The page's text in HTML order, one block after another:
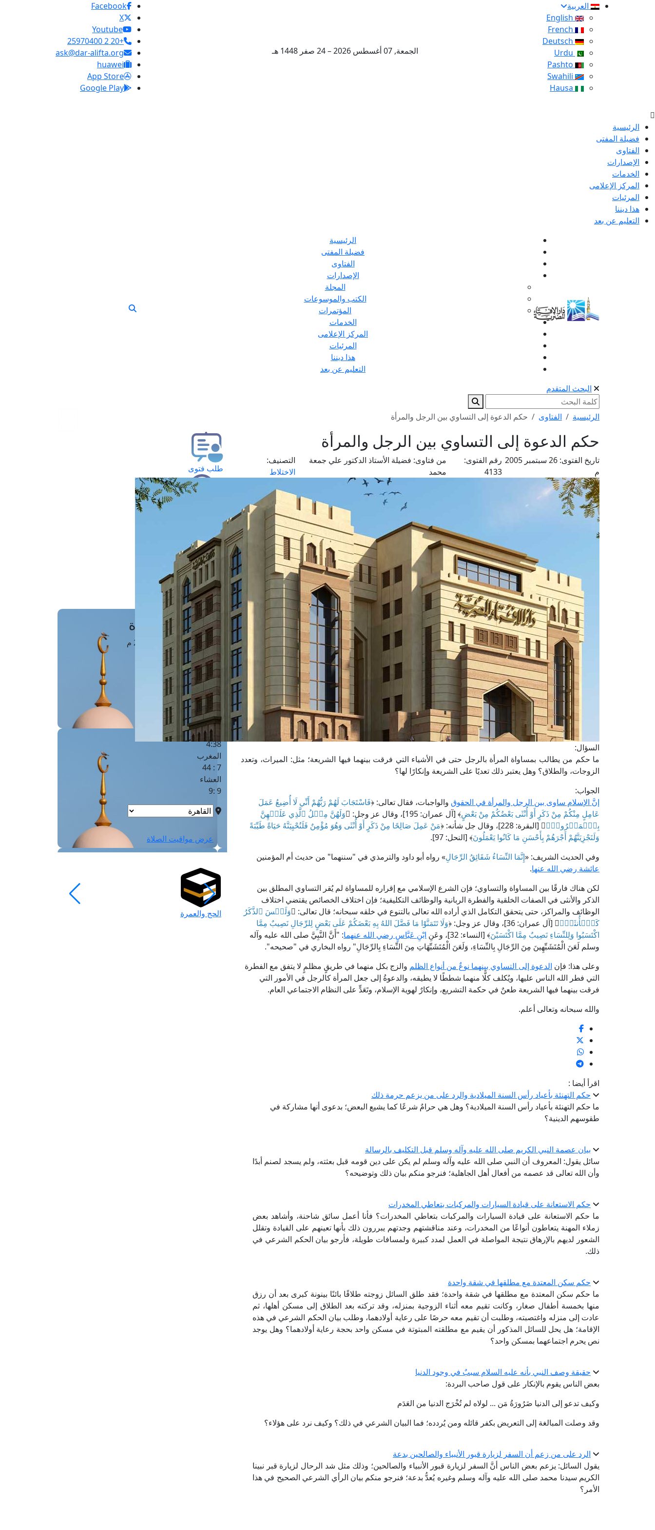
العربية
الجمعة, 07 أغسطس 2026 – 24 صفر 1448 هـ
Facebook
X
Youtube
+20 2 25970400
ask@dar-alifta.org
huawei
App Store
Google Play
الرئيسية
فضيلة المفتى
الفتاوى
الإصدارات
الخدمات
المركز الإعلامى
المرئيات
هذا ديننا
التعليم عن بعد
الرئيسية
فضيلة المفتى
الفتاوى
الإصدارات
المجلة
الكتب والموسوعات
المؤتمرات
الخدمات
المركز الإعلامى
المرئيات
هذا ديننا
التعليم عن بعد
البحث المتقدم
الرئيسية الفتاوى حكم الدعوة إلى التساوي بين الرجل والمرأة
حكم الدعوة إلى التساوي بين الرجل والمرأة
تاريخ الفتوى:
26 سبتمبر 2005
م
رقم الفتوى:
4133
من فتاوى: فضيلة الأستاذ الدكتور علي جمعة
محمد
التصنيف:
الاختلاط
السؤال:
ما حكم من يطالب بمساواة المرأة بالرجل حتى في الأشياء التي فرقت بينهما فيها الشريعة؛ مثل: الميراث، وتعدد
الزوجات، والطلاق؟ وهل يعتبر ذلك تعديًا على الشريعة وإنكارًا لها؟
الجواب:
إنَّ الإسلام ساوى بين الرجل والمرأة في الحقوق والواجبات، فقال تعالى: ﴿فَاسْتَجَابَ لَهُمْ رَبُّهُمْ أَنِّي لَا أُضِيعُ عَمَلَ
عَامِلٍ مِنْكُمْ مِنْ ذَكَرٍ أَوْ أُنْثَى بَعْضُكُمْ مِنْ بَعْضٍ﴾ [آل عمران: 195]، وقال عز وجل: ﴿
وَلَهُنَّ مِثۡلُ ٱلَّذِي عَلَيۡهِنَّ
بِٱلۡمَعۡرُوفِۚ﴾ [البقرة: 228]، وقال جل شأنه: ﴿
مَنْ عَمِلَ صَالِحًا مِنْ ذَكَرٍ أَوْ أُنْثَى وَهُوَ مُؤْمِنٌ فَلَنُحْيِيَنَّهُ حَيَاةً طَيِّبَةً
وَلَنَجْزِيَنَّهُمْ أَجْرَهُمْ بِأَحْسَنِ مَا كَانُوا يَعْمَلُونَ﴾ [النحل: 97].
وفي الحديث الشريف: «إِنَّمَا النِّسَاءُ شَقَائِقُ الرِّجَالِ» رواه أبو داود والترمذي في "سننهما" من حديث أم المؤمنين
عائشة رضي الله عنها.
لكن هناك فارقًا بين المساواة والتساوي؛ فإن الشرع الإسلامي مع إقراره للمساواة لم يُقر التساوي المطلق بين
الذكر والأنثى في الصفات الخلقية والفطرة الربانية والوظائف التكليفية؛ فإن اختلاف الخصائص يقتضي اختلاف
الوظائف والمراكز، حتى يتحقق التكامل الذي أراده الله تعالى بالتنوع في خلقه سبحانه؛ قال تعالى: ﴿وَلَيۡسَ ٱلذَّكَرُ
كَٱلۡأُنثَىٰۖ﴾ [آل عمران: 36]، وقال عز وجل: ﴿
وَلَا تَتَمَنَّوْا مَا فَضَّلَ اللهُ بِهِ بَعْضَكُمْ عَلَى بَعْضٍ لِلرِّجَالِ نَصِيبٌ مِمَّا
اكْتَسَبُوا وَلِلنِّسَاءِ نَصِيبٌ مِمَّا اكْتَسَبْنَ﴾ [النساء: 32]، وعَنِ ابْنِ عَبَّاسٍ رضي الله عنهما: "أَنَّ النَّبِيَّ صلى الله عليه وآله
وسلم لَعَنَ الْمُتَشَبِّهِينَ مِنَ الرِّجَالِ بِالنِّسَاءِ، وَلَعَنَ الْمُتَشَبِّهَاتِ مِنَ النِّسَاءِ بِالرِّجَالِ" رواه البخاري في "صحيحه".
وعلى هذا: فإن الدعوة إلى التساوي بينهما نوعٌ من أنواع الظلم والزج بكل منهما في طريقٍ مظلمٍ لا يتفق مع الفطرة
التي فطر الله الناس عليها، ويُكلف كلًّا منهما شططًا لا يطيقه، والدعوةُ إلى جعل المرأة كالرجل في الأمور التي
فرقت بينهما فيها الشريعة طعنٌ في حكمة التشريع، وإنكارٌ لهوية الإسلام، وتَعَدٍّ على النظام الاجتماعي العام.
والله سبحانه وتعالى أعلم.
اقرأ أيضا :
حكم التهنئة بأعياد رأس السنة الميلادية والرد على من يزعم حرمة ذلك
ما حكم التهنئة بأعياد رأس السنة الميلادية؟ وهل هي حرامٌ شرعًا كما يشيع البعض؛ بدعوى أنها مشاركة في
طقوسهم الدينية؟
بيان عصمة النبي الكريم صلى الله عليه وآله وسلم قبل التكليف بالرسالة
سائل يقول: المعروف أن النبي صلى الله عليه وآله وسلم لم يكن على دين قومه قبل بعثته، ولم يسجد لصنم أبدًا
وأن الله تعالى قد عصمه من أفعال أهل الجاهلية؛ فنرجو منكم بيان ذلك وتوضيحه؟
حكم الاستعانة على قيادة السيارات والمركبات بتعاطي المخدرات
ما حكم الاستعانة على قيادة السيارات والمركبات بتعاطي المخدرات؟ فأنا أعمل سائق شاحنة، وأشاهد بعض
زملاء المهنة يتعاطون أنواعًا من المخدرات، وعند مناقشتهم وجدتهم يبررون ذلك بأنها تعينهم على القيادة وتقلل
الشعور لديهم بالإرهاق نتيجة المواصلة في العمل لمدد كبيرة ولمسافات طويلة، فأرجو بيان الحكم الشرعي في
ذلك.
حكم سكن المعتدة مع مطلقها في شقة واحدة
ما حكم سكن المعتدة مع مطلقها في شقة واحدة؛ فقد طلق السائل زوجته طلاقًا بائنًا بينونة كبرى بعد أن رزق
منها بخمسة أطفال صغار، وكانت تقيم معه أثناء الزوجية بمنزله، وقد تركته بعد الطلاق إلى مسكن أهلها، ثم
عادت إلى منزله واغتصبته، وطلبت أن تقيم معه حرصًا على رعاية أولادهما، وطلب بيان الحكم الشرعي في هذه
الإقامة؛ هل يحل للسائل المذكور أن يقيم مع مطلقته المبتوتة في مسكن واحد بحجة رعاية أولادهما؟ وهل يوجد
نص يحرم اجتماعهما بمسكن واحد؟
حقيقة وصف النبي بأنه عليه السلام سببٌ في وجود الدنيا
بعض الناس يقوم بالإنكار على قول صاحب البردة:
وكيف تدعو إلى الدنيا ضَرُورَةُ مَن ... لولاه لم تُخْرَج الدنيا من العَدَم
وقد وصلت المبالغة إلى التعريض بكفر قائله ومن يُردده؛ فما البيان الشرعي في ذلك؟ وكيف نرد على هؤلاء؟
الرد على من زعم أن السفر لزيارة قبور الأنبياء والصالحين بدعة
يقول السائل: يزعم بعض الناس أنَّ السفر لزيارة قبور الأنبياء والصالحين؛ وذلك مثل شد الرحال لزيارة قبر نبينا
الكريم سيدنا محمد صلى الله عليه وآله وسلم وغيره يُعدُّ بدعة؛ فنرجو منكم بيان الرأي الشرعي الصحيح في هذا
الأمر؟
طلب فتوى
حجز موعد
الفتوى الهاتفية
مَواقِيتُ الصَّـــلاة
القاهرة · 07 أغسطس 2026 م
الفجر
الشروق
6 :17
الظهر
1 : 1
العصر
4:38
المغرب
7 : 44
العشاء
9 :9
عرض مواقيت الصلاة
الحج والعمرة